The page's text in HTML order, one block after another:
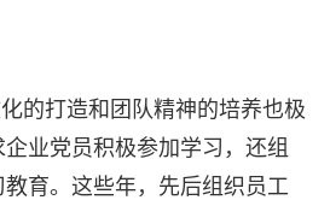
的打造和团队精神的培养也极
业党员积极参加学习，还组
育。这些年，先后组织员工